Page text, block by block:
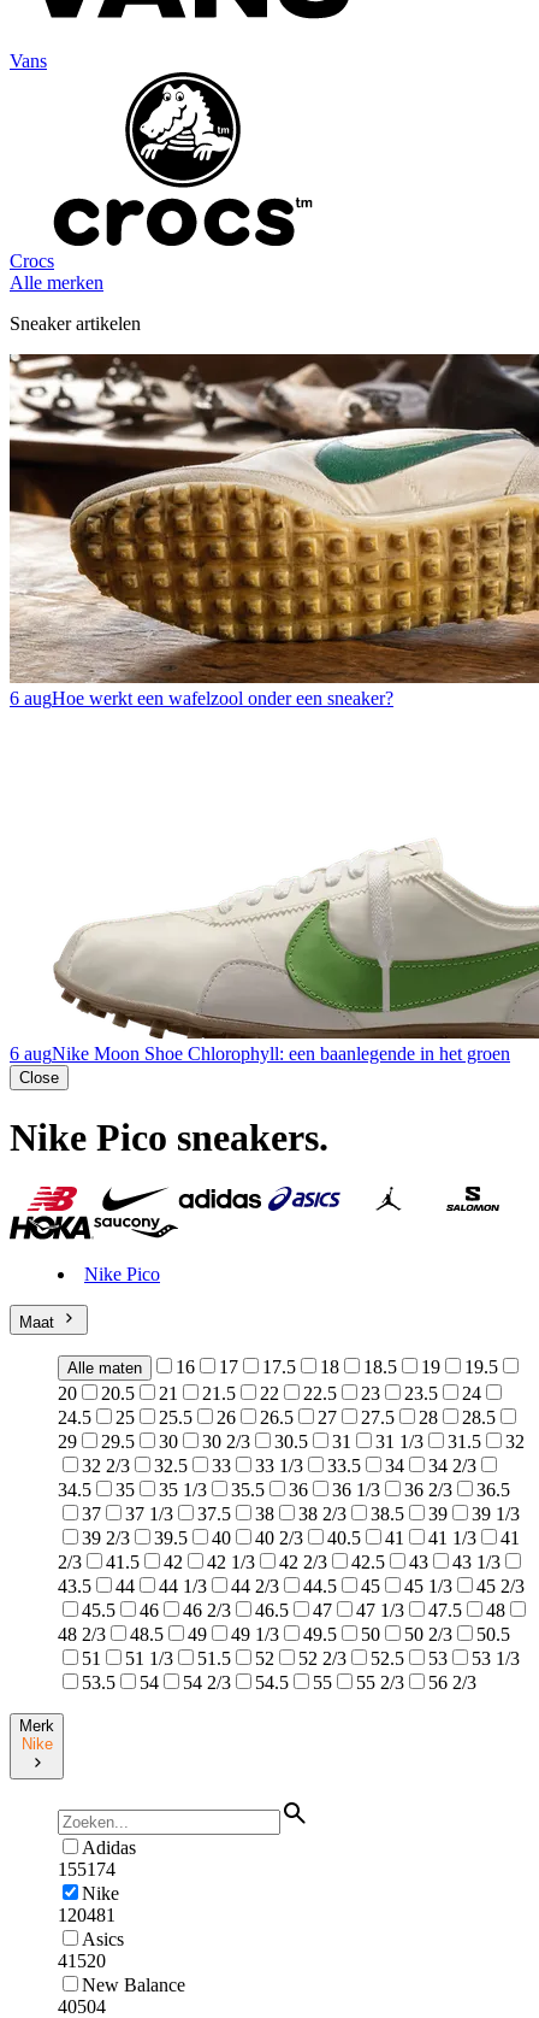
Vans
Crocs
Alle merken
Sneaker artikelen
6 augHoe werkt een wafelzool onder een sneaker?
6 augNike Moon Shoe Chlorophyll: een baanlegende in het groen
Close
Nike Pico sneakers.
Nike Pico
Maat
Alle maten 16 17 17.5 18 18.5 19
19.5
20
20.5 21 21.5 22 22.5 23 23.5
24
24.5
25 25.5 26 26.5 27 27.5 28
28.5
29
29.5 30 30 2/3 30.5 31 31 1/3 31.5
32
32 2/3
32.5 33 33 1/3 33.5 34
34 2/3
34.5
35 35 1/3 35.5 36 36 1/3 36 2/3
36.5
37
37 1/3 37.5 38 38 2/3 38.5 39
39 1/3
39 2/3
39.5 40 40 2/3 40.5 41 41 1/3
41
2/3
41.5 42 42 1/3 42 2/3 42.5 43
43 1/3
43.5
44 44 1/3 44 2/3 44.5 45 45 1/3
45 2/3
45.5
46 46 2/3 46.5 47 47 1/3 47.5
48
48 2/3
48.5 49 49 1/3 49.5 50 50 2/3
50.5
51
51 1/3 51.5 52 52 2/3 52.5 53
53 1/3
53.5
54 54 2/3 54.5 55 55 2/3 56 2/3
Merk
Nike
Adidas
155174
Nike
120481
Asics
41520
New Balance
40504